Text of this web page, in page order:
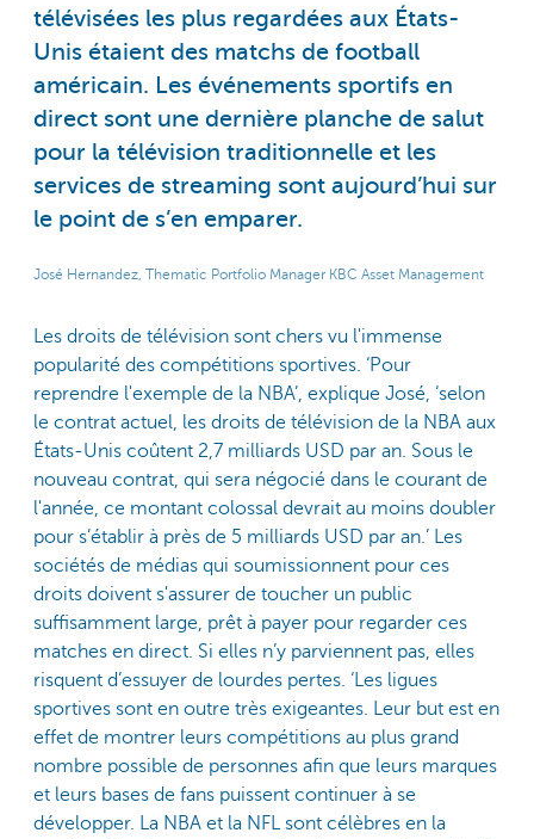
télévisées les plus regardées aux États-
Unis étaient des matchs de football
américain. Les événements sportifs en
direct sont une dernière planche de salut
pour la télévision traditionnelle et les
services de streaming sont aujourd’hui sur
le point de s’en emparer.
José Hernandez, Thematic Portfolio Manager KBC Asset Management
Les droits de télévision sont chers vu l'immense
popularité des compétitions sportives. ‘Pour
reprendre l'exemple de la NBA’, explique José, ‘selon
le contrat actuel, les droits de télévision de la NBA aux
États-Unis coûtent 2,7 milliards USD par an. Sous le
nouveau contrat, qui sera négocié dans le courant de
l'année, ce montant colossal devrait au moins doubler
pour s’établir à près de 5 milliards USD par an.’ Les
sociétés de médias qui soumissionnent pour ces
droits doivent s'assurer de toucher un public
suffisamment large, prêt à payer pour regarder ces
matches en direct. Si elles n’y parviennent pas, elles
risquent d’essuyer de lourdes pertes. ‘Les ligues
sportives sont en outre très exigeantes. Leur but est en
effet de montrer leurs compétitions au plus grand
nombre possible de personnes afin que leurs marques
et leurs bases de fans puissent continuer à se
développer. La NBA et la NFL sont célèbres en la